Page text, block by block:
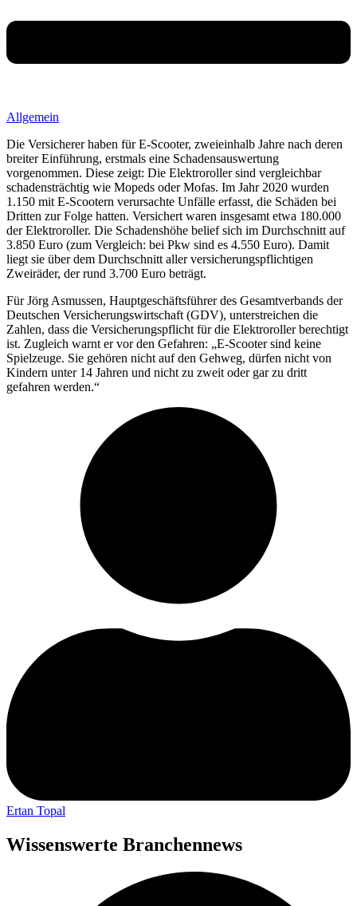
Allgemein
Die Versicherer haben für E-Scooter, zweieinhalb Jahre nach deren
breiter Einführung, erstmals eine Schadensauswertung
vorgenommen. Diese zeigt: Die Elektroroller sind vergleichbar
schadensträchtig wie Mopeds oder Mofas. Im Jahr 2020 wurden
1.150 mit E-Scootern verursachte Unfälle erfasst, die Schäden bei
Dritten zur Folge hatten. Versichert waren insgesamt etwa 180.000
der Elektroroller. Die Schadenshöhe belief sich im Durchschnitt auf
3.850 Euro (zum Vergleich: bei Pkw sind es 4.550 Euro). Damit
liegt sie über dem Durchschnitt aller versicherungspflichtigen
Zweiräder, der rund 3.700 Euro beträgt.
Für Jörg Asmussen, Hauptgeschäftsführer des Gesamtverbands der
Deutschen Versicherungswirtschaft (GDV), unterstreichen die
Zahlen, dass die Versicherungspflicht für die Elektroroller berechtigt
ist. Zugleich warnt er vor den Gefahren: „E-Scooter sind keine
Spielzeuge. Sie gehören nicht auf den Gehweg, dürfen nicht von
Kindern unter 14 Jahren und nicht zu zweit oder gar zu dritt
gefahren werden.“
Ertan Topal
Wissenswerte Branchennews